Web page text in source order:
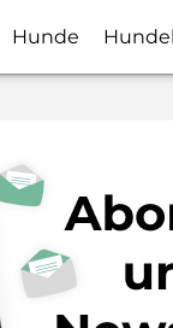
Hunde